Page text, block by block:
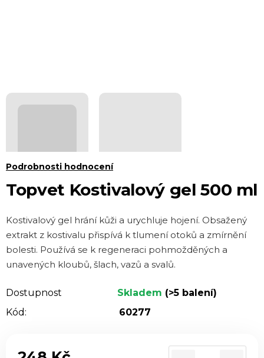
Topvet Kostivalový gel 500 ml
Průměrné
produktu
z 5
hvězdiček.
Podrobnosti hodnocení
Kostivalový gel hrání kůži a urychluje hojení. Obsažený
extrakt z kostivalu přispívá k tlumení otoků a zmírnění
bolesti. Používá se k regeneraci pohmožděných a
unavených kloubů, šlach, vazů a svalů.
Dostupnost Skladem (>5 balení)
Kód:
60277